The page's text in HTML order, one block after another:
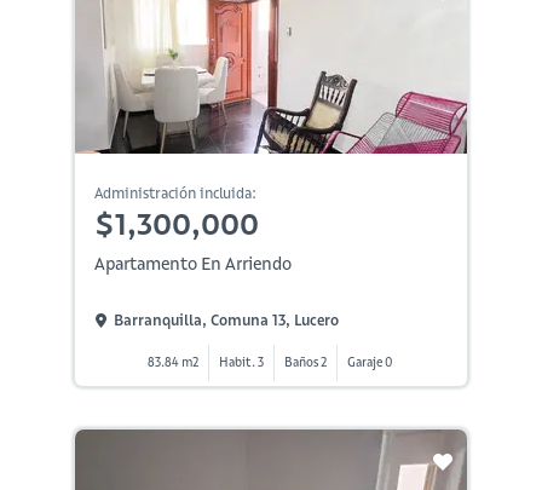
Administración incluida:
$1,300,000
Apartamento En Arriendo
Barranquilla, Comuna 13, Lucero
83.84 m2 Habit. 3 Baños 2 Garaje 0